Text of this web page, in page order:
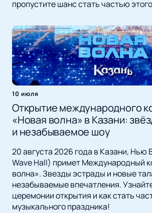
пропустите шанс стать частью
10 июля
Открытие международного
«Новая волна» в Казани:
и незабываемое шоу
20 августа 2026 года в Казани, Нью
Wave Hall) примет Международный
волна». Звезды эстрады и новые
незабываемые впечатления.
церемонии открытия и как стать
музыкального праздника!